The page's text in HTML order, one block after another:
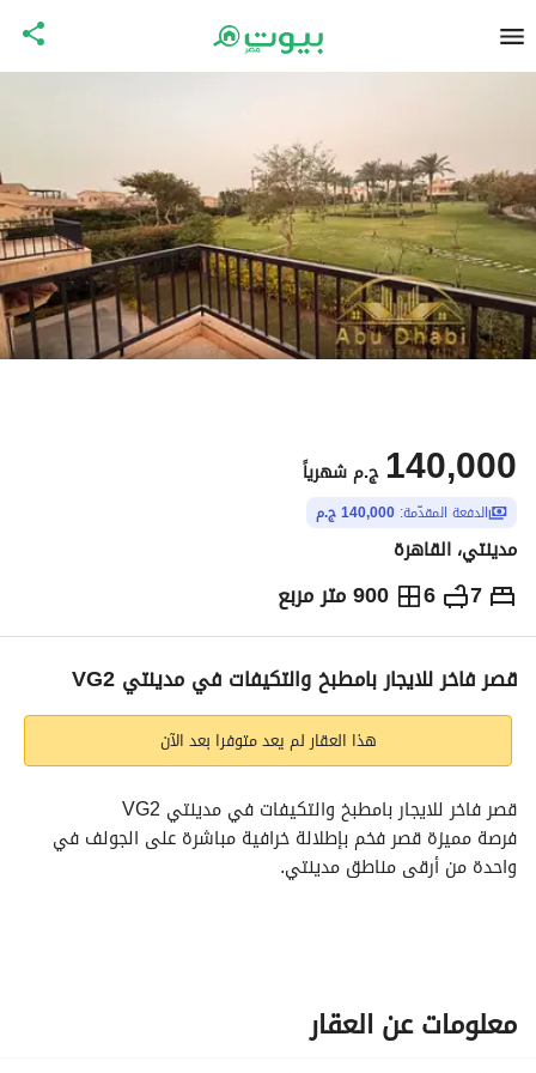
ج.م 140,000 شهرياً
الدفعة المقدّمة: 140,000 ج.م
مدينتي، القاهرة
7
6 900 متر مربع ج.م140,000شهرياً
الاماكن القريبة
قصر فاخر للايجار بامطبخ والتكيفات في مدينتي VG2
هذا العقار لم يعد متوفرا بعد الآن
قصر فاخر للايجار بامطبخ والتكيفات في مدينتي VG2
واحدة من أرقى مناطق مدينتي.
• موقع مميز جدًا (Prime Location)
• مساحة الأرض: 900 م²
معلومات عن العقار